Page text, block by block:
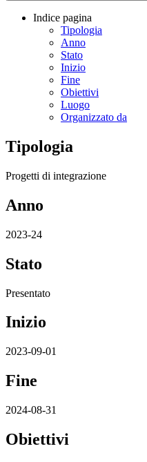
Indice pagina
Tipologia
Anno
Stato
Inizio
Fine
Obiettivi
Luogo
Organizzato da
Tipologia
Progetti di integrazione
Anno
2023-24
Stato
Presentato
Inizio
2023-09-01
Fine
2024-08-31
Obiettivi